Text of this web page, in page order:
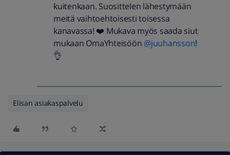
kuitenkaan. Suosittelen lähestymään
meitä vaihtoehtoisesti toisessa
kanavassa! ❤️ Mukava myös saada siut
mukaan OmaYhteisöön ​ @juuhansson!
👌
Elisan asiakaspalvelu